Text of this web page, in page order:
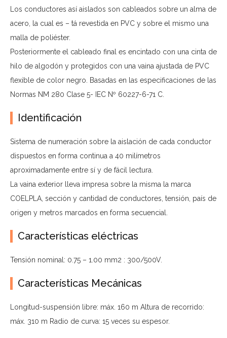
Los conductores así aislados son cableados sobre un alma de
acero, la cual es – tá revestida en PVC y sobre el mismo una
malla de poliéster.
Posteriormente el cableado final es encintado con una cinta de
hilo de algodón y protegidos con una vaina ajustada de PVC
flexible de color negro. Basadas en las especificaciones de las
Normas NM 280 Clase 5- IEC Nº 60227-6-71 C.
Identificación
Sistema de numeración sobre la aislación de cada conductor
dispuestos en forma continua a 40 milímetros
aproximadamente entre sí y de fácil lectura.
La vaina exterior lleva impresa sobre la misma la marca
COELPLA, sección y cantidad de conductores, tensión, país de
origen y metros marcados en forma secuencial.
Características eléctricas
Tensión nominal: 0.75 – 1.00 mm2 : 300/500V.
Características Mecánicas
Longitud-suspensión libre: máx. 160 m Altura de recorrido:
máx. 310 m Radio de curva: 15 veces su espesor.